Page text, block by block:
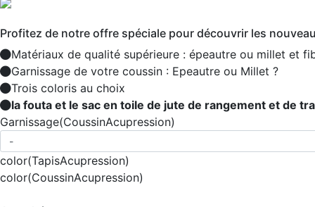
Profitez de notre offre spéciale pour découvrir les
Matériaux de qualité supérieure : épeautre ou millet et
Garnissage de votre coussin : Epeautre ou Millet ?
Trois coloris au choix
la fouta et le sac en toile de jute de rangement et de
Garnissage(CoussinAcupression)
color(TapisAcupression)
color(CoussinAcupression)